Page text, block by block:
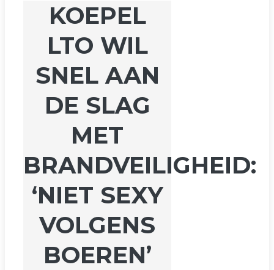
KOEPEL
LTO WIL
SNEL AAN
DE SLAG
MET
BRANDVEILIGHEID:
‘NIET SEXY
VOLGENS
BOEREN’